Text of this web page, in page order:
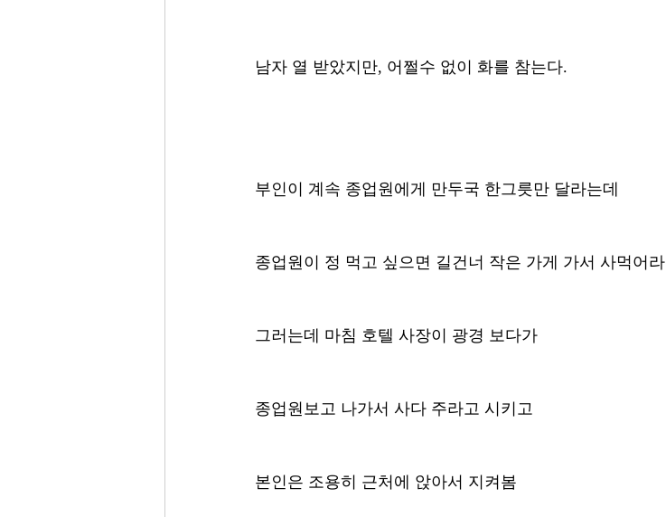
남자 열 받았지만, 어쩔수 없이 화를 참는다.
부인이 계속 종업원에게 만두국 한그릇만 달라는데
종업원이 정 먹고 싶으면 길건너 작은 가게 가서 사먹어라
그러는데 마침 호텔 사장이 광경 보다가
종업원보고 나가서 사다 주라고 시키고
본인은 조용히 근처에 앉아서 지켜봄